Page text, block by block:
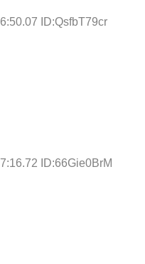
ID:QsfbT79cr
ID:66Gie0BrM